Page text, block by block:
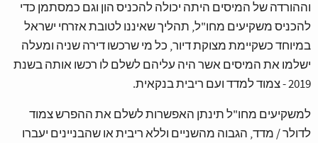
וההורדה של המיסים היתה יכולה להכניס הון וגם כמסתמן כדי
להכניס משקיעים מחו"ל, תהליך שאיננו לטובת אזרחי ישראל
במיוחד כשקיימת מצוקת דיור, כל מי שרכשו דירה שניה ומעלה
ישלמו את המיסים אשר היה עליהם לשלם לו רכשו אותה בשנת
2019 - צמוד למדד ועם ריבית בנקאית.
למשקיעים מחו"ל תינתן האפשרות לשלם את ההפרש צמוד
לדולר / מדד, הגבוה מהשניים וללא ריבית או שהבניינים יעברו